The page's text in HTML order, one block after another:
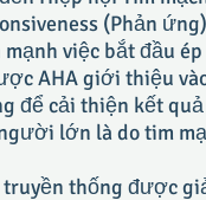
(Phản
việc bắt đầu
AHA giới thiệu
để cải thiện kết
lớn là do tim
thống được